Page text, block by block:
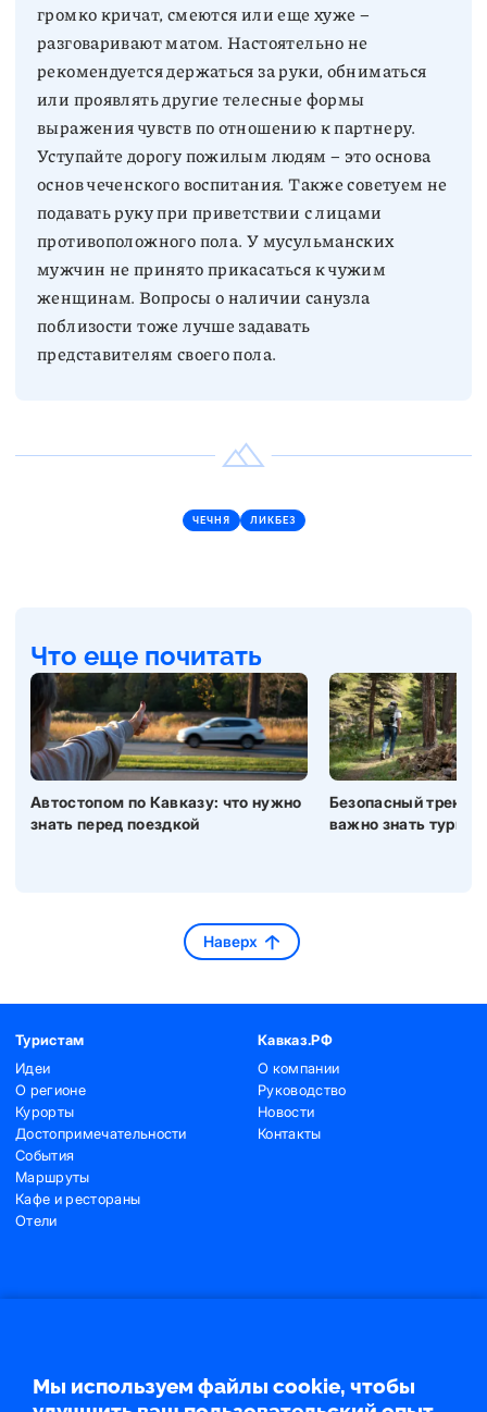
громко кричат, смеются или еще хуже –
разговаривают матом. Настоятельно не
рекомендуется держаться за руки, обниматься
или проявлять другие телесные формы
выражения чувств по отношению к партнеру.
Уступайте дорогу пожилым людям – это основа
основ чеченского воспитания. Также советуем не
подавать руку при приветствии с лицами
противоположного пола. У мусульманских
мужчин не принято прикасаться к чужим
женщинам. Вопросы о наличии санузла
поблизости тоже лучше задавать
представителям своего пола.
ЧЕЧНЯ ЛИКБЕЗ
Что еще почитать
Автостопом по Кавказу: что нужно
знать перед поездкой
Безопасный
важно знать
Наверх
Туристам
Идеи
О регионе
Курорты
Достопримечательности
События
Маршруты
Кафе и рестораны
Отели
Кавказ.РФ
О компании
Руководство
Новости
Контакты
info@ncrc.ru
Мы используем файлы cookie, чтобы